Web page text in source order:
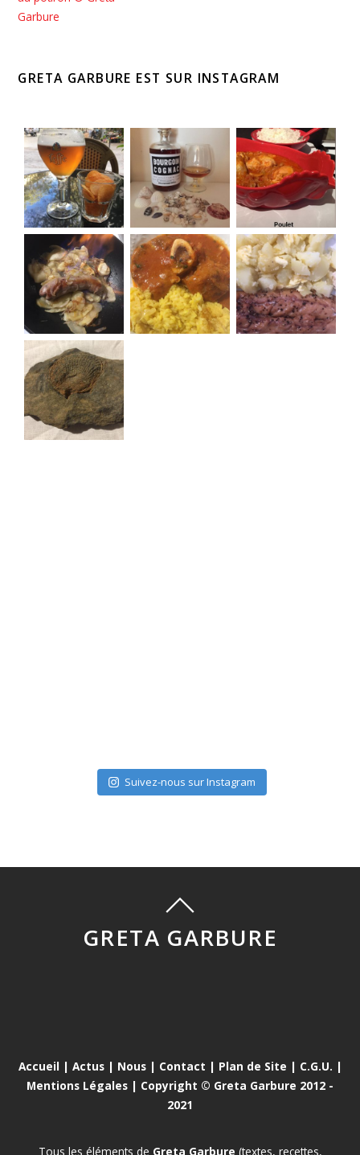
GRETA GARBURE EST SUR INSTAGRAM
Suivez-nous sur Instagram
GRETA GARBURE
Accueil | Actus| Nous| Contact | Plan de Site | C.G.U. |
Mentions Légales | Copyright © Greta Garbure 2012 -
2021
Tous les éléments de Greta Garbure (textes, recettes,